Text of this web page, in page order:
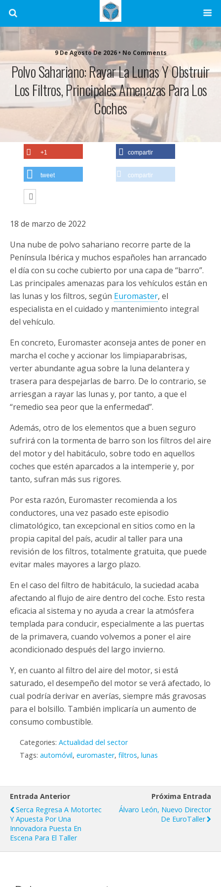
9 De Agosto De 2026 • No Comments
Polvo Sahariano: Rayar La Lunas Y Obstruir
Los Filtros, Principales Amenazas Para Los
Coches
+1 compartir
tweet compartir
18 de marzo de 2022
Una nube de polvo sahariano recorre parte de la
Península Ibérica y muchos españoles han arrancado
el día con su coche cubierto por una capa de “barro”.
Las principales amenazas para los vehículos están en
las lunas y los filtros, según Euromaster, el
especialista en el cuidado y mantenimiento integral
del vehículo.
En concreto, Euromaster aconseja antes de poner en
marcha el coche y accionar los limpiaparabrisas,
verter abundante agua sobre la luna delantera y
trasera para despejarlas de barro. De lo contrario, se
arriesgan a rayar las lunas y, por tanto, a que el
“remedio sea peor que la enfermedad”.
Además, otro de los elementos que a buen seguro
sufrirá con la tormenta de barro son los filtros del aire
del motor y del habitáculo, sobre todo en aquellos
coches que estén aparcados a la intemperie y, por
tanto, sufran más sus rigores.
Por esta razón, Euromaster recomienda a los
conductores, una vez pasado este episodio
climatológico, tan excepcional en sitios como en la
propia capital del país, acudir al taller para una
revisión de los filtros, totalmente gratuita, que puede
evitar males mayores a largo plazo.
En el caso del filtro de habitáculo, la suciedad acaba
afectando al flujo de aire dentro del coche. Esto resta
eficacia al sistema y no ayuda a crear la atmósfera
templada para conducir, especialmente a las puertas
de la primavera, cuando volvemos a poner el aire
acondicionado después del largo invierno.
Y, en cuanto al filtro del aire del motor, si está
saturado, el desempeño del motor se verá afectado, lo
cual podría derivar en averías, siempre más gravosas
para el bolsillo. También implicaría un aumento de
consumo combustible.
Categories: Actualidad del sector
Tags: automóvil, euromaster, filtros, lunas
Entrada Anterior
Serca Regresa A Motortec
Y Apuesta Por Una
Innovadora Puesta En
Escena Para El Taller
Próxima Entrada
Álvaro León, Nuevo Director
De EuroTaller